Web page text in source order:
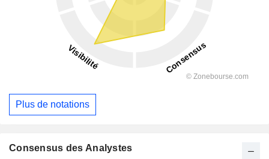
Plus de notations
Consensus des Analystes